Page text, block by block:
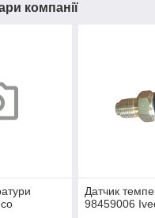
компанії
Датчик
98459006